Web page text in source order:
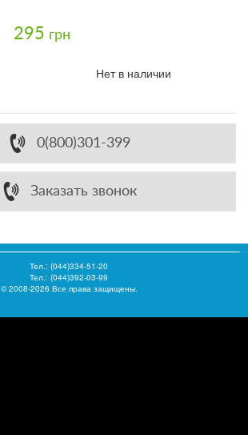
295 грн
Нет в наличии
0(800)301-399
Заказать звонок
Тел.: (044)334-51-20
Тел.: (044)392-03-99
© 2008-2026 Все права защищены.